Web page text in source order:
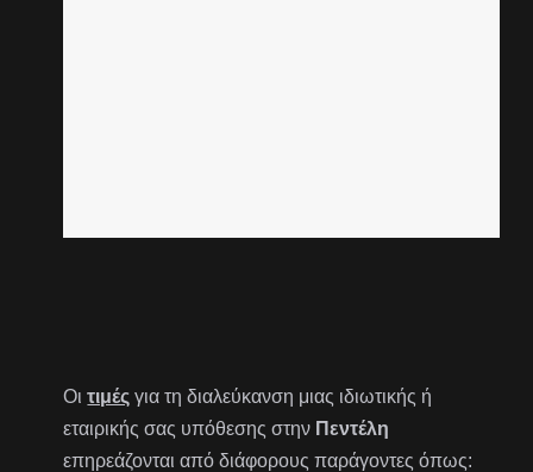
Οιτιμές για τη διαλεύκανση μιας ιδιωτικής ή
εταιρικής σας υπόθεσης στην Πεντέλη
επηρεάζονται από διάφορους παράγοντες όπως: